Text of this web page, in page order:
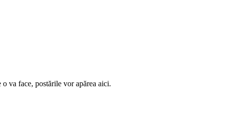
va face, postările vor apărea aici.